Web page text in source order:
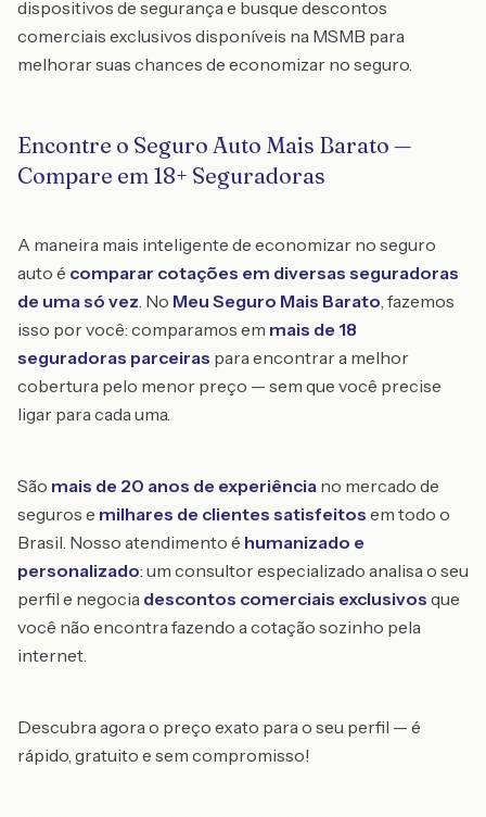
dispositivos de segurança e busque descontos
comerciais exclusivos disponíveis na MSMB para
melhorar suas chances de economizar no seguro.
Encontre o Seguro Auto Mais Barato —
Compare em 18+ Seguradoras
A maneira mais inteligente de economizar no seguro
auto é comparar cotações em diversas seguradoras
de uma só vez. No Meu Seguro Mais Barato, fazemos
isso por você: comparamos em mais de 18
seguradoras parceiras para encontrar a melhor
cobertura pelo menor preço — sem que você precise
ligar para cada uma.
São mais de 20 anos de experiência no mercado de
seguros e milhares de clientes satisfeitos em todo o
Brasil. Nosso atendimento é humanizado e
personalizado: um consultor especializado analisa o seu
perfil e negocia descontos comerciais exclusivos que
você não encontra fazendo a cotação sozinho pela
internet.
Descubra agora o preço exato para o seu perfil — é
rápido, gratuito e sem compromisso!